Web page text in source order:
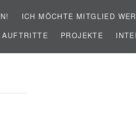
ICH MÖCHTE MITGLIED
AUFTRITTE PROJEKTE